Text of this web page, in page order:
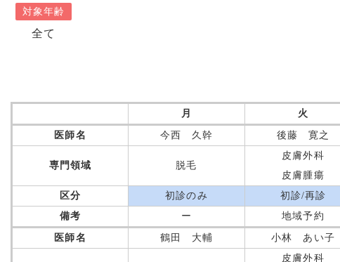
対象年齢
全て
月 火
医師名 今西 久幹 後藤 寛之
専門領域 脱毛
皮膚外科
皮膚腫瘍
区分 初診のみ 初診/再診
備考
ー 地域予約
医師名 鶴田 大輔 小林 あい子
皮膚外科